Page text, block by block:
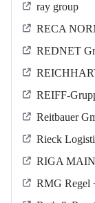
ray group
RECA
REDNET
REIFF-
Reitbauer
Rieck
RIGA
RMG Regel